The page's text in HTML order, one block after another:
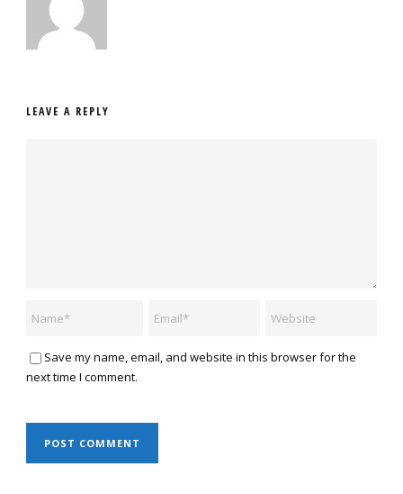
LEAVE A REPLY
Save my name, email, and website in this browser for the
next time I comment.